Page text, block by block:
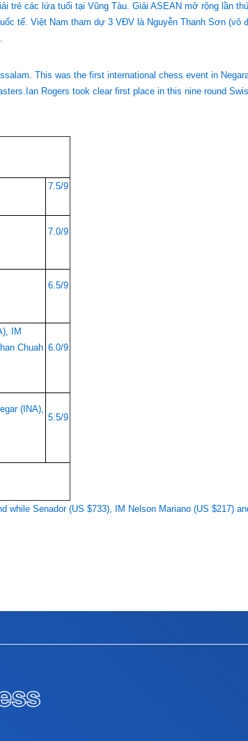
trẻ các lứa tuổi tại Vũng Tàu. Giải ASEAN mở rộng lần
tế. Việt Nam tham dự 3 VĐV là Nguyễn Thanh Sơn (vô
This was the first international chess event in
Rogers took clear first place in this nine round
7.5/9
7.0/9
6.5/9
IM
Chuah 6.0/9
(INA),
5.5/9
Senador (US $733), IM Nelson Mariano (US $217)